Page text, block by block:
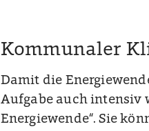
Kommunaler
Damit die
Aufgabe auch intensiv
Energiewende“. Sie